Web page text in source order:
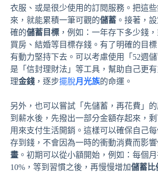
衣服、或是很少使用的訂閱服務。把這
來，就能累積一筆可觀的儲蓄 。接著，
確的儲蓄目標 ，例如：一年存下多少錢
買房、結婚等目標存錢。有了明確的目
有動力堅持下去。可以考慮使用「52週
是「信封理財法」等工具，幫助自己更
理金錢 ，逐步擺脫月光族的命運。
另外，也可以嘗試「先儲蓄，再花費」
到薪水後，先撥出一部分金額存起來，
用來支付生活開銷。這樣可以確保自己
存到錢，不會因為一時的衝動消費而影響
畫 。初期可以從小額開始，例如：每個
10%，等到習慣之後，再慢慢增加儲蓄比